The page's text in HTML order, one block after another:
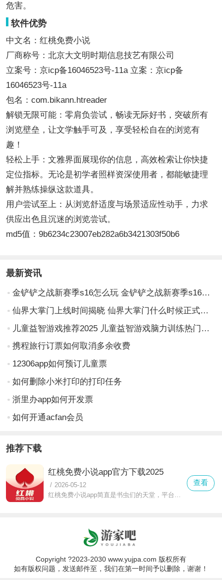
危害。
软件优势
中文名：红桃免费小说
厂商称号：北京大文明时期信息技艺有限公司
立案号：京icp备16046523号-11a 立案：京icp备
16046523号-11a
包名：com.bikann.htreader
解锁无限可能：零肩负尝试，畅读无际好书，突破所有
浏览壁垒，让文学触手可及，享受轻松自在的浏览有
趣！
轻松上手：文雅界面展现你的信息，高效检索让你快捷
定位指标。无论是初学者照样资深使用者，都能敏捷理
解并熟练操纵这款道具。
用户尝试至上：从浏览舒适度与场景适应性动手，力求
供应出色且沉迷的浏览尝试。
md5值：9b6234c23007eb282a6b3421303f50b6
最新资讯
金铲铲之战新赛季s16怎么玩 金铲铲之战新赛季s16攻略
仙界大掌门上线时间揭晓 仙界大掌门什么时候正式开服
儿童益智游戏推荐2025 儿童益智游戏脑力训练热门精选
携程旅行订票如何取消多余收费
12306app如何预订儿童票
如何删除小米打印的打印任务
浙里办app如何开发票
如何开通acfan会员
推荐下载
红桃免费小说app官方下载2025
/ 2026-05-12
查看
Copyright ?2023-2030 www.yujpa.com 版权所有
如有版权问题，发送邮件至，我们在第一时间予以删除，谢谢！